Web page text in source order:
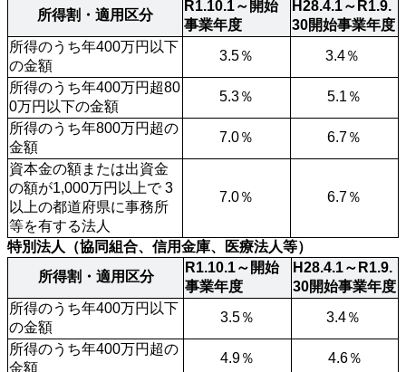
所得割・適用区分
R1.10.1～開始
事業年度
H28.4.1～R1.9.
30開始事業年度
所得のうち年400万円以下
の金額
3.5％ 3.4％
所得のうち年400万円超80
0万円以下の金額
5.3％ 5.1％
所得のうち年800万円超の
7.0％ 6.7％
資本金の額または出資金
の額が1,000万円以上で 3
以上の都道府県に事務所
等を有する法人
7.0％ 6.7％
特別法人（協同組合、信用金庫、医療法人等）
所得割・適用区分
R1.10.1～開始
事業年度
H28.4.1～R1.9.
30開始事業年度
所得のうち年400万円以下
の金額
3.5％ 3.4％
所得のうち年400万円超の
金額
4.9％ 4.6％